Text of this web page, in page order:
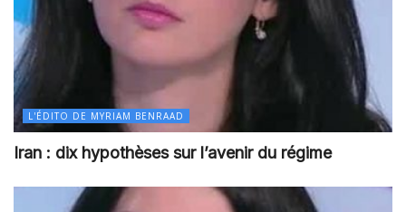
L'ÉDITO DE MYRIAM BENRAAD
Iran : dix hypothèses sur l’avenir du régime